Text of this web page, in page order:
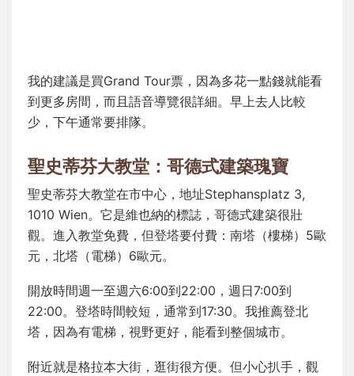
我的建議是買Grand Tour票，因為多花一點錢就能看
到更多房間，而且語音導覽很詳細。早上去人比較
少，下午通常要排隊。
聖史蒂芬大教堂：哥德式建築瑰寶
聖史蒂芬大教堂在市中心，地址Stephansplatz 3,
1010 Wien。它是維也納的標誌，哥德式建築很壯
觀。進入教堂免費，但登塔要付費：南塔（樓梯）5歐
元，北塔（電梯）6歐元。
開放時間週一至週六6:00到22:00，週日7:00到
22:00。登塔時間較短，通常到17:30。我推薦登北
塔，因為有電梯，視野更好，能看到整個城市。
附近就是格拉本大街，逛街很方便。但小心扒手，觀